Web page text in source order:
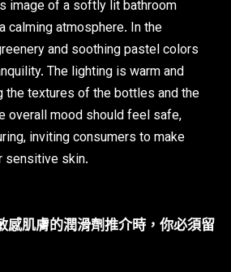
感肌膚的潤滑劑推介時，你必須留